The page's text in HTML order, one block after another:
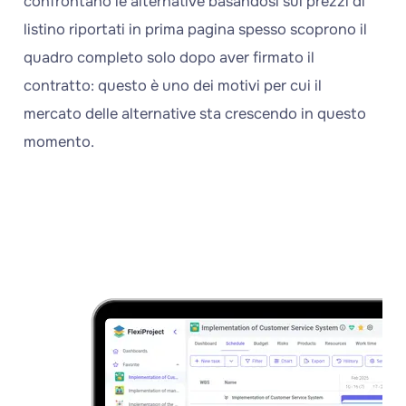
listino riportati in prima pagina spesso scoprono il
quadro completo solo dopo aver firmato il
contratto: questo è uno dei motivi per cui il
mercato delle alternative sta crescendo in questo
momento.
Scopri
un'alternativa
semplice